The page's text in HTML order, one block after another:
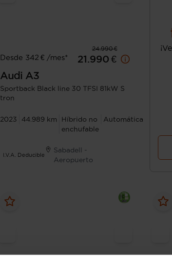
24.990 €
Desde 342 € /mes*
21.990 €
Audi A3
Sportback Black line 30 TFSI 81kW S
tron
2023 44.989 km
Híbrido no
enchufable
Automática
I.V.A. Deducible
Sabadell -
Aeropuerto